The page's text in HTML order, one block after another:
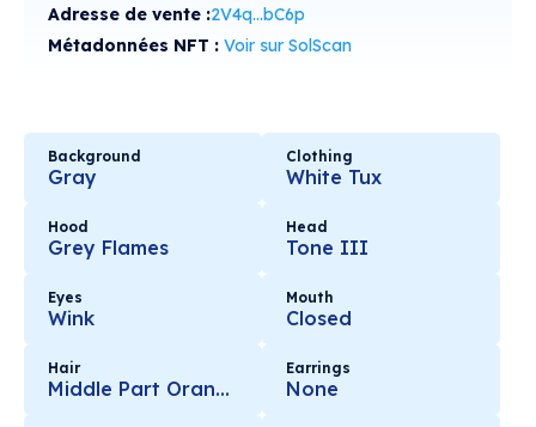
Adresse de vente :2V4q...bC6p
Métadonnées NFT : Voir sur SolScan
Background
Gray
Clothing
White Tux
Hood
Grey Flames
Head
Tone III
Eyes
Wink
Mouth
Closed
Hair
Middle Part Orange
Earrings
None